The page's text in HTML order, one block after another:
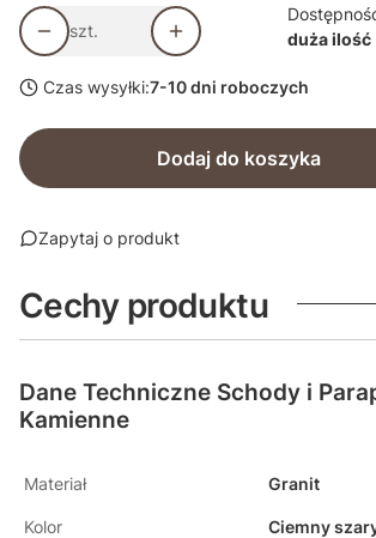
szt.
duża ilość
Czas wysyłki:7-10 dni roboczych
Dodaj do koszyka
Zapytaj o produkt
Cechy produktu
Dane Techniczne Schody i
Kamienne
Materiał Granit
Kolor Ciemny